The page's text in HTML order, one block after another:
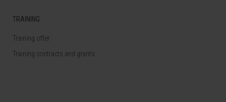
TRAINING
Training offer
Training contracts and grants